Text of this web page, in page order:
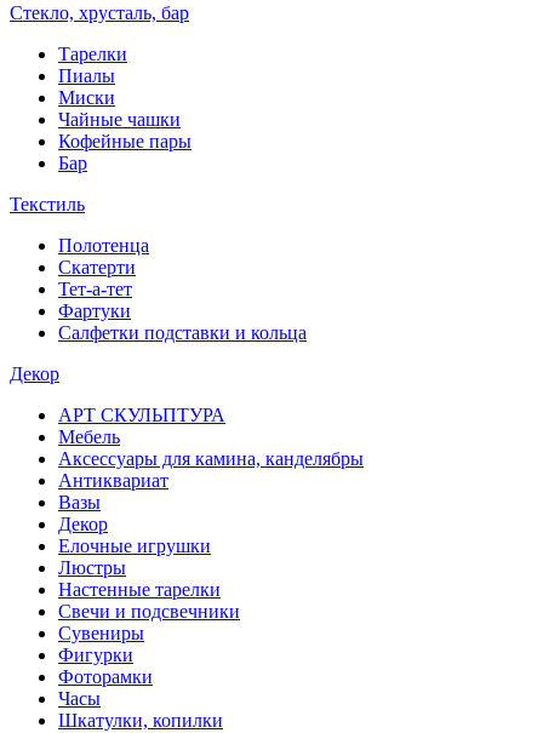
Стекло, хрусталь, бар
Тарелки
Пиалы
Миски
Чайные чашки
Кофейные пары
Бар
Текстиль
Полотенца
Скатерти
Тет-а-тет
Фартуки
Салфетки подставки и кольца
Декор
АРТ СКУЛЬПТУРА
Мебель
Аксессуары для камина, канделябры
Антиквариат
Вазы
Декор
Елочные игрушки
Люстры
Настенные тарелки
Свечи и подсвечники
Сувениры
Фигурки
Фоторамки
Часы
Шкатулки, копилки